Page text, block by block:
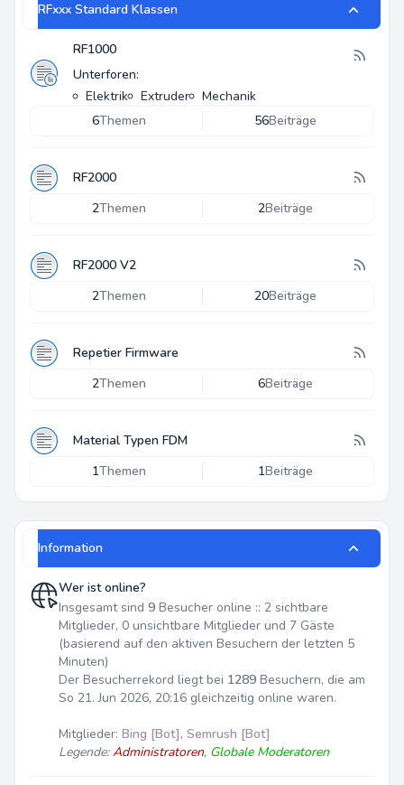
RFxxx Standard Klassen
RF1000
Unterforen:
Elektrik
Extruder
Mechanik
6Themen 56Beiträge
RF2000
2Themen 2Beiträge
RF2000 V2
2Themen 20Beiträge
Repetier Firmware
2Themen 6Beiträge
Material Typen FDM
1Themen 1Beiträge
Information
Wer ist online?
Insgesamt sind 9 Besucher online :: 2 sichtbare
Mitglieder, 0 unsichtbare Mitglieder und 7 Gäste
(basierend auf den aktiven Besuchern der letzten 5
Minuten)
Der Besucherrekord liegt bei 1289 Besuchern, die am
So 21. Jun 2026, 20:16 gleichzeitig online waren.
Mitglieder: Bing [Bot], Semrush [Bot]
Legende:Administratoren, Globale Moderatoren